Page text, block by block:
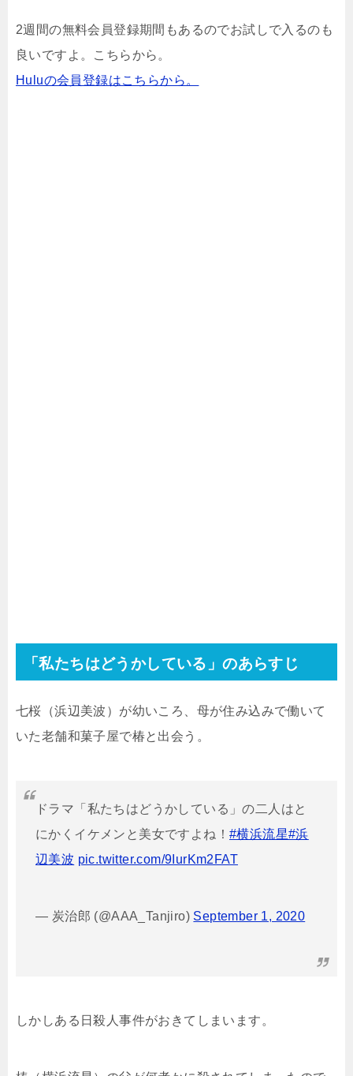
2週間の無料会員登録期間もあるのでお試しで入るのも
良いですよ。こちらから。
Huluの会員登録はこちらから。
「私たちはどうかしている」のあらすじ
七桜（浜辺美波）が幼いころ、母が住み込みで働いて
いた老舗和菓子屋で椿と出会う。
ドラマ「私たちはどうかしている」の二人はと
にかくイケメンと美女ですよね！ #横浜流星#浜
辺美波 pic.twitter.com/9IurKm2FAT
— 炭治郎 (@AAA_Tanjiro) September 1, 2020
しかしある日殺人事件がおきてしまいます。